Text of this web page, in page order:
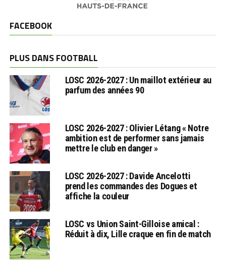
FACEBOOK
PLUS DANS FOOTBALL
LOSC 2026-2027 : Un maillot extérieur au
parfum des années 90
LOSC 2026-2027 : Olivier Létang « Notre
ambition est de performer sans jamais
mettre le club en danger »
LOSC 2026-2027 : Davide Ancelotti
prend les commandes des Dogues et
affiche la couleur
LOSC vs Union Saint-Gilloise amical :
Réduit à dix, Lille craque en fin de match